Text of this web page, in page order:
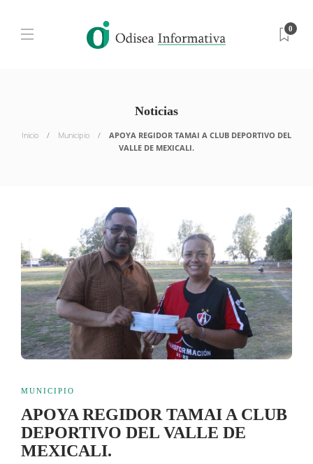
0
Noticias
Inicio Municipio
APOYA REGIDOR TAMAI A CLUB DEPORTIVO DEL
VALLE DE MEXICALI.
MUNICIPIO
APOYA REGIDOR TAMAI A CLUB
DEPORTIVO DEL VALLE DE
MEXICALI.